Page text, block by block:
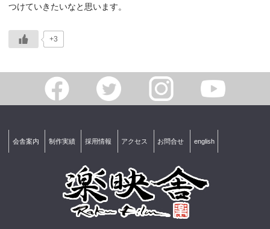
つけていきたいなと思います。
+3
会舎案内 制作実績 採用情報 アクセス お問合せ english